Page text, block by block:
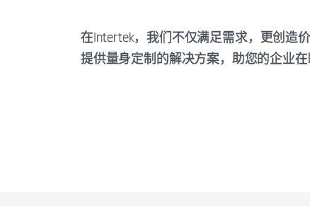
在Intertek，我们不仅满足需求，更创造
提供量身定制的解决方案，助您的企业